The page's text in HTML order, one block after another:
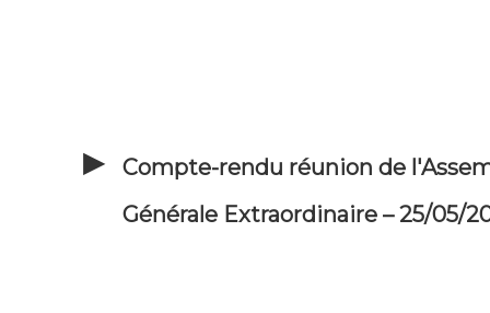
Compte-rendu réunion de
Générale Extraordinaire – 25/05/